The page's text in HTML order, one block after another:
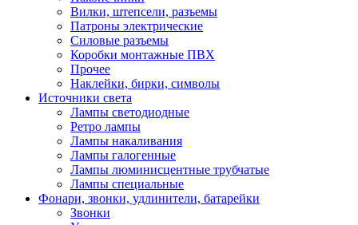
Вилки, штепсели, разъемы
Патроны электрические
Силовые разъемы
Коробки монтажные ПВХ
Прочее
Наклейки, бирки, символы
Источники света
Лампы светодиодные
Ретро лампы
Лампы накаливания
Лампы галогенные
Лампы люминисцентные трубчатые
Лампы специальные
Фонари, звонки, удлинители, батарейки
Звонки